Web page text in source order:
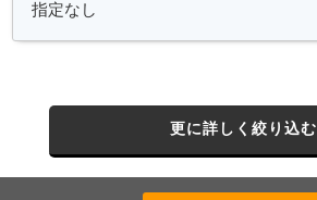
更に詳しく絞り込む